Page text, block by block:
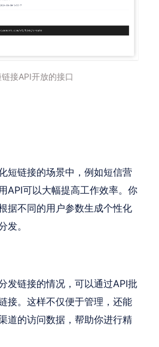
接API开放的接口
短链接的场景中，例如短信营
API可以大幅提高工作效率。你
据不同的用户参数生成个性化
发。
发链接的情况，可以通过API批
接。这样不仅便于管理，还能
道的访问数据，帮助你进行精